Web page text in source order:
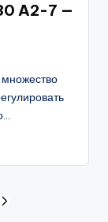
A2-7 —